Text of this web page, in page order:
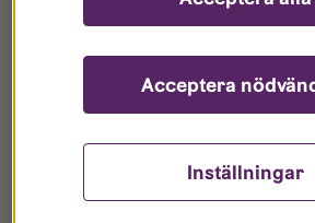
Inställningar
Acceptera